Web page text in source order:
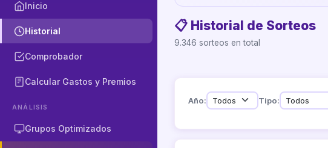
Inicio
Historial
Comprobador
Calcular Gastos y Premios
ANÁLISIS
Grupos Optimizados
📋 Historial de Sorteos
9.346 sorteos en total
Año: Tipo: